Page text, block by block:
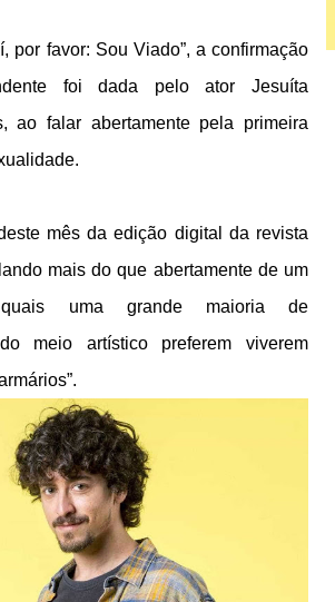
por favor: Sou Viado”, a confirmação
foi dada pelo ator Jesuíta
ao falar abertamente pela primeira
mês da edição digital da revista
mais do que abertamente de um
uma grande maioria de
meio artístico preferem viverem